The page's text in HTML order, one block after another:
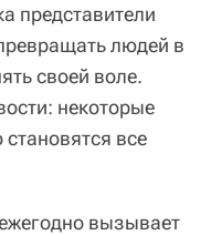
представители
людей в
своей воле.
некоторые
все
вызывает